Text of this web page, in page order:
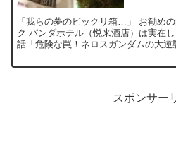
「我らの夢のビックリ箱…」 お勧めの曲：怪しい気配 YouTubeリン
ク パンダホテル（悦来酒店）は実在し、機動武闘伝Gガンダムの32
話「危険な罠！ネロスガンダムの大逆
スポンサー